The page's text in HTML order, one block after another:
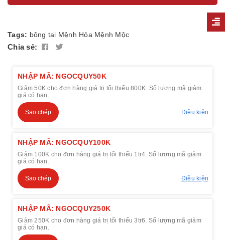
Tags: bông tai Mệnh Hỏa Mệnh Mộc
Chia sẻ:
NHẬP MÃ: NGOCQUY50K
Giảm 50K cho đơn hàng giá trị tối thiểu 800K. Số lượng mã giảm
giá có hạn.
Sao chép Điều kiện
NHẬP MÃ: NGOCQUY100K
Giảm 100K cho đơn hàng giá trị tối thiểu 1tr4. Số lượng mã giảm
giá có hạn.
Sao chép Điều kiện
NHẬP MÃ: NGOCQUY250K
Giảm 250K cho đơn hàng giá trị tối thiểu 3tr6. Số lượng mã giảm
giá có hạn.